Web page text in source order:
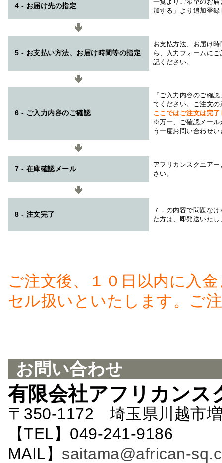
4 - お届け先の指定
一覧よりご希望のお
加する」より追加登
5 - お支払い方法、お届け時間等の指定
お支払方法、お届け
ら、入力フォームに
記ください。
6 - ご入力内容のご確認
「ご入力内容のご確
てください。ご注文
ここではご注文は完
※万一、ご確認メール
う一度お問い合わせ
7 - 在庫確認メール
アフリカンスクエアー
さい。
8 - 注文完了
７．の内容で問題な
た方は、即発送いたし
ご注文後、１０日以内に入
セル扱いといたします。ご
お問い合わせ
有限会社アフリカンス
〒350-1172 埼玉県川越市
【TEL】049-241-
MAIL】 saitama@african-